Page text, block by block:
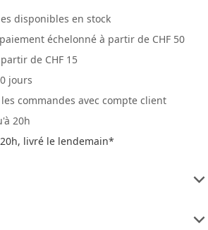
disponibles en stock
échelonné à partir de CHF 50
de CHF 15
jours
commandes avec compte client
20h
livré le lendemain*